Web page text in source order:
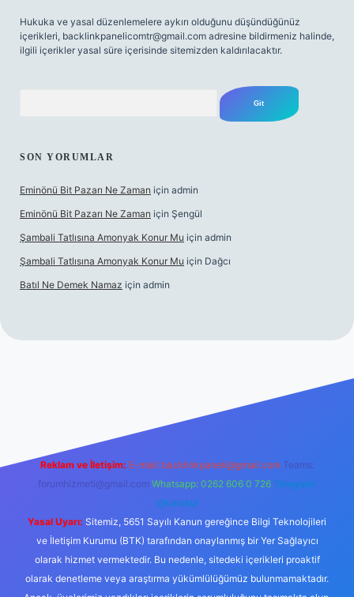
Hukuka ve yasal düzenlemelere aykırı olduğunu düşündüğünüz
içerikleri, backlinkpanelicomtr@gmail.com adresine bildirmeniz halinde,
ilgili içerikler yasal süre içerisinde sitemizden kaldırılacaktır.
SON YORUMLAR
Eminönü Bit Pazarı Ne Zaman için admin
Eminönü Bit Pazarı Ne Zaman için Şengül
Şambali Tatlısına Amonyak Konur Mu için admin
Şambali Tatlısına Amonyak Konur Mu için Dağcı
Batıl Ne Demek Namaz için admin
Reklam ve İletişim: E-mail: backlinkpaneli@gmail.com Teams:
forumhizmeti@gmail.com Whatsapp: 0262 606 0 726 Telegram:
@karabul
Yasal Uyarı: Sitemiz, 5651 Sayılı Kanun gereğince Bilgi Teknolojileri
ve İletişim Kurumu (BTK) tarafından onaylanmış bir Yer Sağlayıcı
olarak hizmet vermektedir. Bu nedenle, sitedeki içerikleri proaktif
olarak denetleme veya araştırma yükümlülüğümüz bulunmamaktadır.